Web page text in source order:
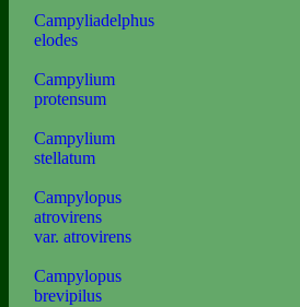
Campyliadelphus
elodes
Campylium
protensum
Campylium
stellatum
Campylopus
atrovirens
var. atrovirens
Campylopus
brevipilus